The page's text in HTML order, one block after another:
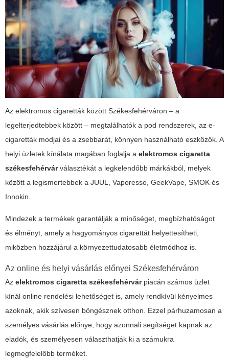
Az elektromos cigaretták között Székesfehérváron – a
legelterjedtebbek között – megtalálhatók a pod rendszerek, az e-
cigaretták modjai és a zsebbarát, könnyen használható eszközök. A
helyi üzletek kínálata magában foglalja a elektromos cigaretta
székesfehérvárválasztékát a legkelendőbb márkákból, melyek
között a legismertebbek a JUUL, Vaporesso, GeekVape, SMOK és
Innokin.
Mindezek a termékek garantálják a minőséget, megbízhatóságot
és élményt, amely a hagyományos cigarettát helyettesítheti,
miközben hozzájárul a környezettudatosabb életmódhoz is.
Az online és helyi vásárlás előnyei Székesfehérváron
Az elektromos cigaretta székesfehérvárpiacán számos üzlet
kínál online rendelési lehetőséget is, amely rendkívül kényelmes
azoknak, akik szívesen böngésznek otthon. Ezzel párhuzamosan a
személyes vásárlás előnye, hogy azonnali segítséget kapnak az
eladók, és személyesen választhatják ki a számukra
legmegfelelőbb terméket.